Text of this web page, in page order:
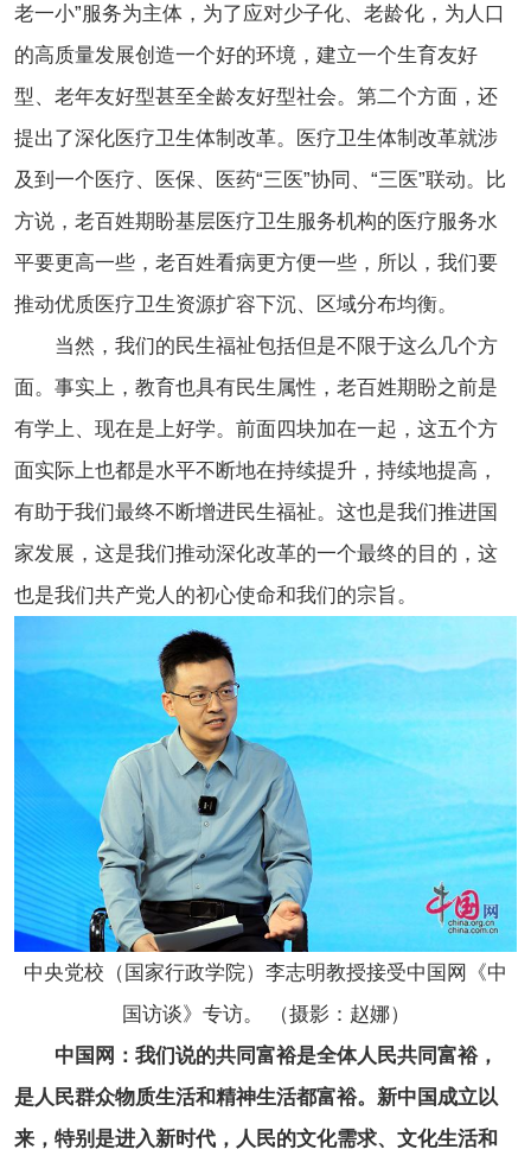
老一小”服务为主体，为了应对少子化、老龄化，为人口
的高质量发展创造一个好的环境，建立一个生育友好
型、老年友好型甚至全龄友好型社会。第二个方面，还
提出了深化医疗卫生体制改革。医疗卫生体制改革就涉
及到一个医疗、医保、医药“三医”协同、“三医”联动。比
方说，老百姓期盼基层医疗卫生服务机构的医疗服务水
平要更高一些，老百姓看病更方便一些，所以，我们要
推动优质医疗卫生资源扩容下沉、区域分布均衡。
当然，我们的民生福祉包括但是不限于这么几个方
面。事实上，教育也具有民生属性，老百姓期盼之前是
有学上、现在是上好学。前面四块加在一起，这五个方
面实际上也都是水平不断地在持续提升，持续地提高，
有助于我们最终不断增进民生福祉。这也是我们推进国
家发展，这是我们推动深化改革的一个最终的目的，这
也是我们共产党人的初心使命和我们的宗旨。
中央党校（国家行政学院）李志明教授接受中国网《中
国访谈》专访。 （摄影：赵娜）
中国网：我们说的共同富裕是全体人民共同富裕，
是人民群众物质生活和精神生活都富裕。新中国成立以
来，特别是进入新时代，人民的文化需求、文化生活和